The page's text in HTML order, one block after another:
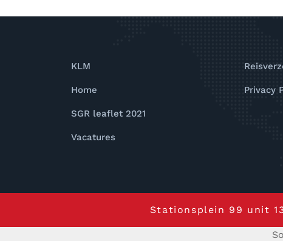
KLM
Home
SGR leaflet 2021
Vacatures
Privacy
Stationsplein 99 unit